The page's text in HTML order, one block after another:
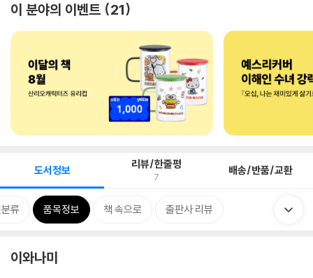
이 분야의 이벤트 21
도서정보 리뷰/한줄평
7 배송/반품/교환
류 품목정보 책 속으로 출판사 리뷰
이와나미